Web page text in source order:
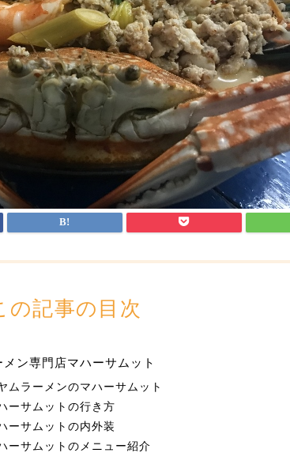
の記事の目次
ン専門店マハーサムット
ムラーメンのマハーサムット
ーサムットの行き方
ーサムットの内外装
ーサムットのメニュー紹介